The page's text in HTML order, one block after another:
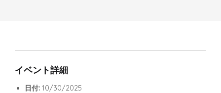
イベント詳細
日付: 10/30/2025